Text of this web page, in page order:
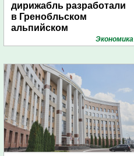
дирижабль разработали
в Гренобльском
альпийском
Экономика